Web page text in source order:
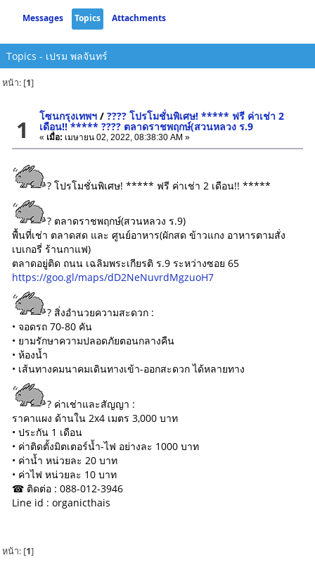
Messages Topics Attachments
Topics - เปรม พลจันทร์
หน้า: [1]
1 โซนกรุงเทพฯ /???? โปรโมชั่นพิเศษ! ***** ฟรี ค่าเช่า 2
เดือน!! ***** ???? ตลาดราชพฤกษ์(สวนหลวง ร.9
« เมื่อ: เมษายน 02, 2022, 08:38:30 AM »
? โปรโมชั่นพิเศษ! ***** ฟรี ค่าเช่า 2 เดือน!! *****
? ตลาดราชพฤกษ์(สวนหลวง ร.9)
พื้นที่เช่า ตลาดสด และ ศูนย์อาหาร(ผักสด ข้าวแกง อาหารตามสั่ง
เบเกอรี่ ร้านกาแฟ)
ตลาดอยู่ติด ถนน เฉลิมพระเกียรติ ร.9 ระหว่างซอย 65
https://goo.gl/maps/dD2NeNuvrdMgzuoH7
? สิ่งอำนวยความสะดวก :
• จอดรถ 70-80 คัน
• ยามรักษาความปลอดภัยตอนกลางคืน
• ห้องน้ำ
• เส้นทางคมนาคมเดินทางเข้า-ออกสะดวก ได้หลายทาง
? ค่าเช่าและสัญญา :
ราคาแผง ด้านใน 2x4 เมตร 3,000 บาท
• ประกัน 1 เดือน
• ค่าติดตั้งมิตเตอร์น้ำ-ไฟ อย่างละ 1000 บาท
• ค่าน้ำ หน่วยละ 20 บาท
• ค่าไฟ หน่วยละ 10 บาท
☎ ติดต่อ : 088-012-3946
Line id : organicthais
หน้า: [1]